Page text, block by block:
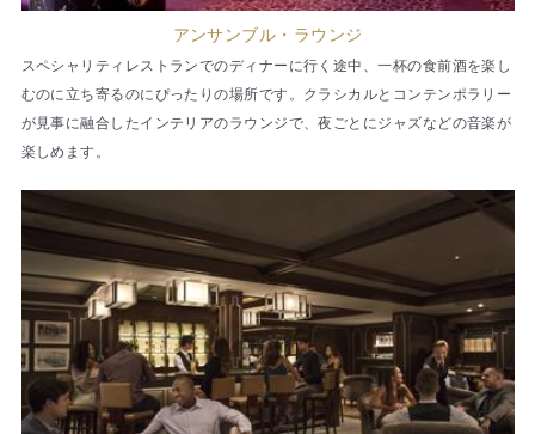
アンサンブル・ラウンジ
スペシャリティレストランでのディナーに行く途中、一杯の食前酒を楽し
むのに立ち寄るのにぴったりの場所です。クラシカルとコンテンポラリー
が見事に融合したインテリアのラウンジで、夜ごとにジャズなどの音楽が
楽しめます。